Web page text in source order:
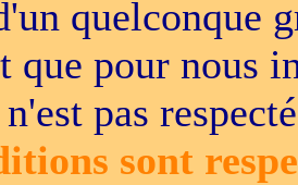
quelconque
que pour nous
pas
sont